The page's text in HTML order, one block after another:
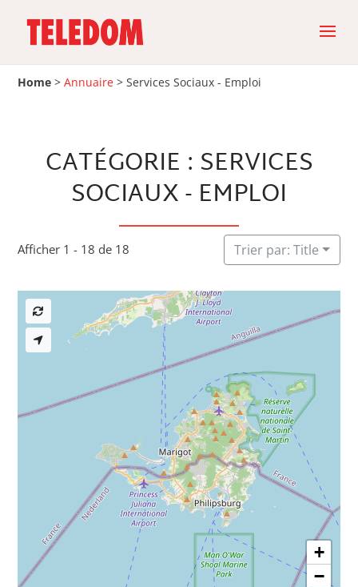
Home >Annuaire >Services Sociaux - Emploi
CATÉGORIE : SERVICES
SOCIAUX - EMPLOI
Afficher 1 - 18 de 18 Trier par: Title
+
−